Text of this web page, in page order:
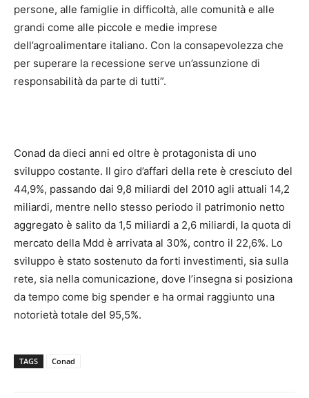
persone, alle famiglie in difficoltà, alle comunità e alle
grandi come alle piccole e medie imprese
dell’agroalimentare italiano. Con la consapevolezza che
per superare la recessione serve un’assunzione di
responsabilità da parte di tutti”.
Conad da dieci anni ed oltre è protagonista di uno
sviluppo costante. Il giro d’affari della rete è cresciuto del
44,9%, passando dai 9,8 miliardi del 2010 agli attuali 14,2
miliardi, mentre nello stesso periodo il patrimonio netto
aggregato è salito da 1,5 miliardi a 2,6 miliardi, la quota di
mercato della Mdd è arrivata al 30%, contro il 22,6%. Lo
sviluppo è stato sostenuto da forti investimenti, sia sulla
rete, sia nella comunicazione, dove l’insegna si posiziona
da tempo come big spender e ha ormai raggiunto una
notorietà totale del 95,5%.
TAGS Conad